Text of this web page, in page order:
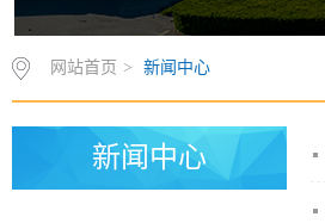
网站首页 > 新闻中心
新闻中心